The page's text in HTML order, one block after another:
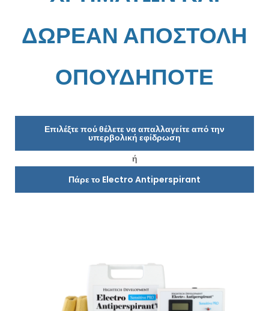
ΔΩΡΕΑΝ ΑΠΟΣΤΟΛΗ
ΟΠΟΥΔΗΠΟΤΕ
Επιλέξτε πού θέλετε να απαλλαγείτε από την
υπερβολική εφίδρωση
ή
Πάρε το Electro Antiperspirant